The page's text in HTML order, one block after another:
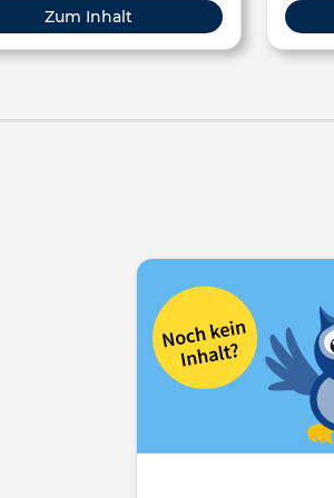
Zum Inhalt
Sprachkurs. Einige